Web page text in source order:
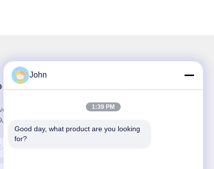
Δελτίο Ενημέρωσης
στο ενημερωτικό μας δελτίο για εκπτώσεις και
άλλα.
John
1:39 PM
Good day, what product are you looking
for?